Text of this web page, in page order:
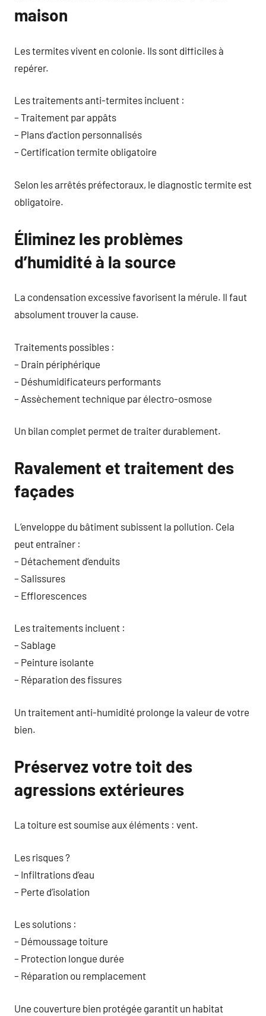
maison
Les termites vivent en colonie. Ils sont difficiles à
repérer.
Les traitements anti-termites incluent :
– Traitement par appâts
– Plans d’action personnalisés
– Certification termite obligatoire
Selon les arrêtés préfectoraux, le diagnostic termite est
obligatoire.
Éliminez les problèmes
d’humidité à la source
La condensation excessive favorisent la mérule. Il faut
absolument trouver la cause.
Traitements possibles :
– Drain périphérique
– Déshumidificateurs performants
– Assèchement technique par électro-osmose
Un bilan complet permet de traiter durablement.
Ravalement et traitement des
façades
L’enveloppe du bâtiment subissent la pollution. Cela
peut entraîner :
– Détachement d’enduits
– Salissures
– Efflorescences
Les traitements incluent :
– Sablage
– Peinture isolante
– Réparation des fissures
Un traitement anti-humidité prolonge la valeur de votre
bien.
Préservez votre toit des
agressions extérieures
La toiture est soumise aux éléments : vent.
Les risques ?
– Infiltrations d’eau
– Perte d’isolation
Les solutions :
– Démoussage toiture
– Protection longue durée
– Réparation ou remplacement
Une couverture bien protégée garantit un habitat